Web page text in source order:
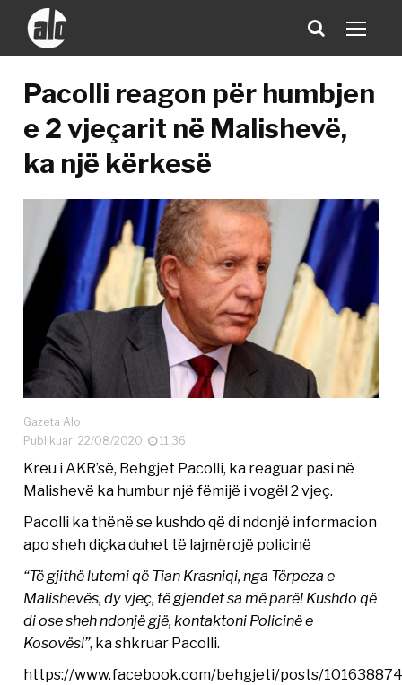
Pacolli reagon për humbjen
e 2 vjeçarit në Malishevë,
ka një kërkesë
Gazeta Alo
Publikuar: 22/08/2020
11:36
Kreu i AKR’së, Behgjet Pacolli, ka reaguar pasi në
Malishevë ka humbur një fëmijë i vogël 2 vjeç.
Pacolli ka thënë se kushdo që di ndonjë informacion
apo sheh diçka duhet të lajmërojë policinë
“Të gjithë lutemi që Tian Krasniqi, ​​nga Tërpeza e
Malishevës, dy vjeç, të gjendet sa më parë! Kushdo që
di ose sheh ndonjë gjë, kontaktoni Policinë e
Kosovës!”, ka shkruar Pacolli.
https://www.facebook.com/behgjeti/posts/